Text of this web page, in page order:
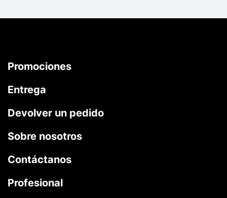
Promociones
Entrega
Devolver un pedido
Sobre nosotros
Contáctanos
Profesional